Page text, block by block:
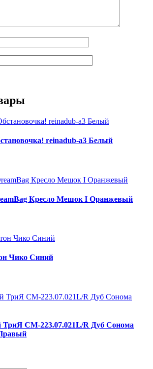
reinadub-a3 Белый
Кресло Мешок I Оранжевый
Чико Синий
СМ-223.07.021L/R Дуб Сонома